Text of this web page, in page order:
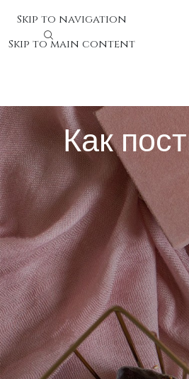
Skip to navigation
Skip to main content
Как
Как
Комплексы авторизации и
данных и оберегают
Процесс запускается с
контроля платформа
Архитектура таких
разрешениями
приложением и сервером .